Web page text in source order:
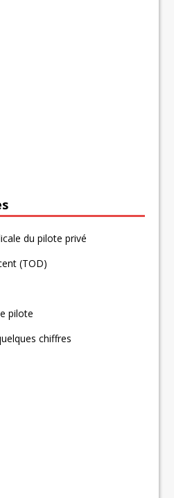
du pilote privé
(TOD)
pilote
chiffres